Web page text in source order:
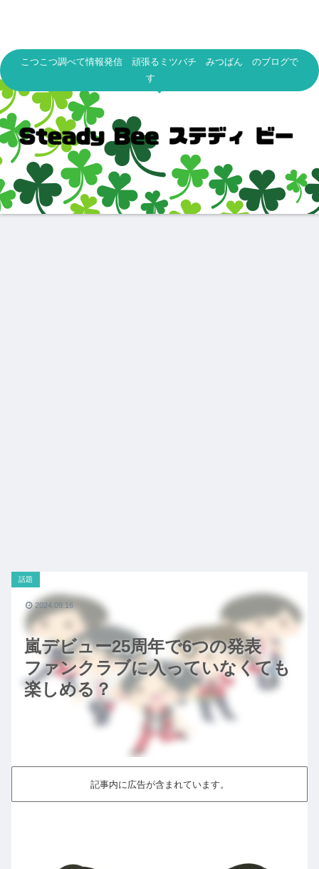
こつこつ調べて情報発信 頑張るミツバチ みつばん のブログで
す
嵐デビュー25周年で6つの発表
ファンクラブに入っていなくても
楽しめる？
話題
2024.09.16
記事内に広告が含まれています。